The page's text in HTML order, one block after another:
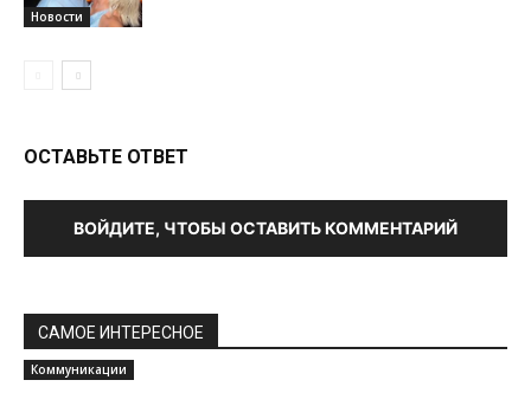
Новости
ОСТАВЬТЕ ОТВЕТ
ВОЙДИТЕ, ЧТОБЫ ОСТАВИТЬ КОММЕНТАРИЙ
САМОЕ ИНТЕРЕСНОЕ
Коммуникации